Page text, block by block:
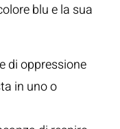
blu e la sua
di oppressione
in uno o